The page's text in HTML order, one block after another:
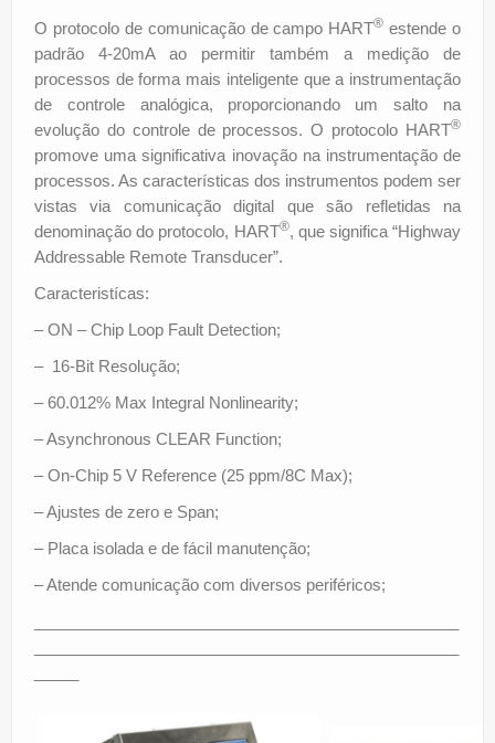
O protocolo de comunicação de campo HART® estende o
padrão 4-20mA ao permitir também a medição de
processos de forma mais inteligente que a instrumentação
de controle analógica, proporcionando um salto na
evolução do controle de processos. O protocolo HART®
promove uma significativa inovação na instrumentação de
processos. As características dos instrumentos podem ser
vistas via comunicação digital que são refletidas na
denominação do protocolo, HART®, que significa “Highway
Addressable Remote Transducer”.
Caracteristícas:
– ON – Chip Loop Fault Detection;
– 16-Bit Resolução;
– 60.012% Max Integral Nonlinearity;
– Asynchronous CLEAR Function;
– On-Chip 5 V Reference (25 ppm/8C Max);
– Ajustes de zero e Span;
– Placa isolada e de fácil manutenção;
– Atende comunicação com diversos periféricos;